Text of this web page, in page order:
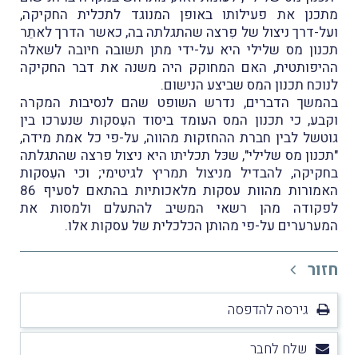
מתכנן את פעילותו באופן המנוגד לתכלית החקיקה,
ועל-דרך ניצול של פִרצה שהתגלתה בה, כאשר הדרך לאתֵר
תכנון מס שלילי היא על-ידי מתן תשובה חיובה לשאלה
ההיפותטית, האם המחוקק היה משנה את דבר החקיקה
לנוכח תכנון המס שביצע הנישום.
בהמשך הדברים, נדרש השופט שהם לנסיבות המקרה
וקבע, כי תכנון המס העומד ביסוד העִסקות שנערכו בין
גוטשל לבין חברת ההחזקות מהווה, על-פי כל אמת מידה,
"תכנון מס שלילי", שכּל תכליתו היא ניצול פרצה שהתגלתה
בחקיקה, להבדיל מניצול תמריץ לגיטימי; וכי העִסקות
האמורות מהוות עסקות מלאכותיות בהתאם לסעיף 86
לפקודה מהן רשאי המשיב להתעלם ולמסות את
המערערים על-פי מהותן הכלכלית של עסקות אלו.
חזור
גירסה להדפסה
שלח לחבר